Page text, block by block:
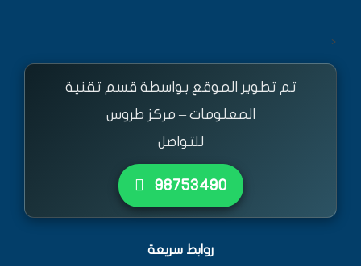
<
تم تطوير الموقع بواسطة قسم تقنية
المعلومات – مركز طروس
للتواصل
٩٨٧٥٣٤٩٠
روابط سريعة